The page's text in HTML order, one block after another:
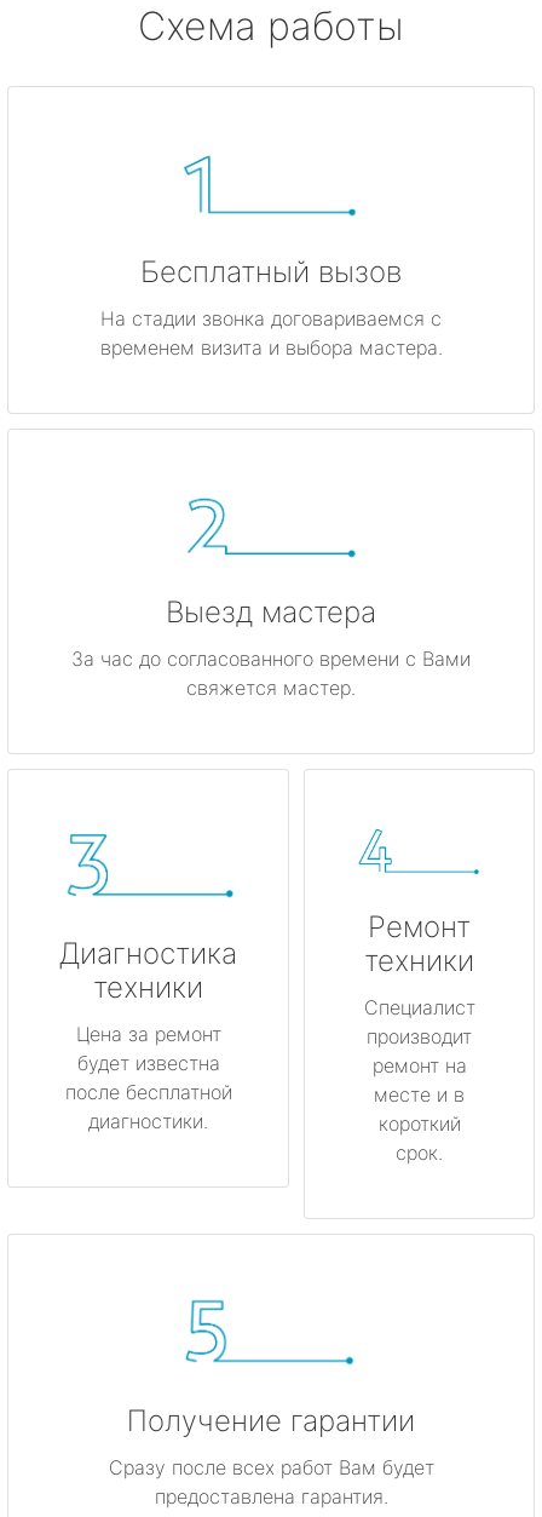
Высоцк
Гатчина
Кириши
Коммунар
Кудрово
Лодейное Поле
Луга
Любань
Мурино
Никольское
Новая Ладога
Приозерск
Схема работы
Бесплатный вызов
На стадии звонка договариваемся с
временем визита и выбора мастера.
Выезд мастера
За час до согласованного времени с Вами
свяжется мастер.
Диагностика
техники
Цена за ремонт
будет известна
после бесплатной
диагностики.
Ремонт
техники
Специалист
производит
ремонт на
месте и в
короткий
срок.
Получение гарантии
Сразу после всех работ Вам будет
предоставлена гарантия.